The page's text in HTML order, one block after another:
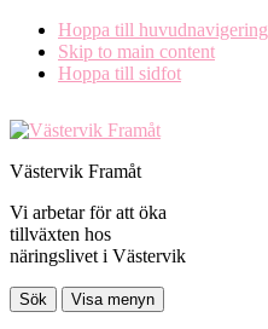
Hoppa till huvudnavigering
Skip to main content
Hoppa till sidfot
Västervik Framåt
Vi arbetar för att öka
tillväxten hos
näringslivet i Västervik
Sök Visa menyn